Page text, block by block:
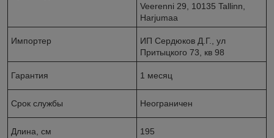
Veerenni 29, 10135 Tallinn,
Harjumaa
Импортер
ИП Сердюков Д.Г., ул
Притыцкого 73, кв 98
Гарантия 1 месяц
Срок службы Неограничен
Длина, см 195